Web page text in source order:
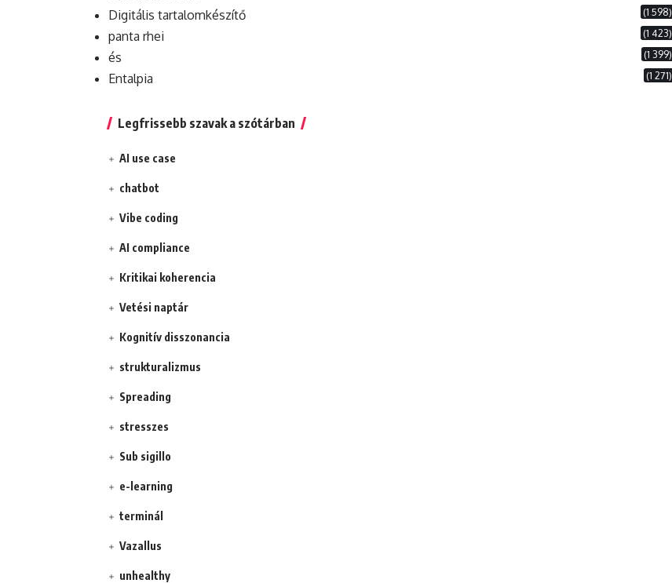
Digitális tartalomkészítő (1 598)
panta rhei (1 423)
és (1 399)
Entalpia (1 271)
Legfrissebb szavak a szótárban
AI use case
chatbot
Vibe coding
AI compliance
Kritikai koherencia
Vetési naptár
Kognitív disszonancia
strukturalizmus
Spreading
stresszes
Sub sigillo
e-learning
terminál
Vazallus
unhealthy